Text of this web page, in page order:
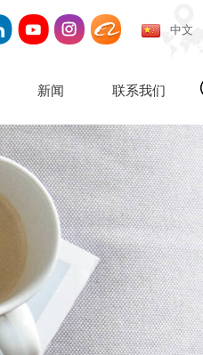
中文
新闻 联系我们